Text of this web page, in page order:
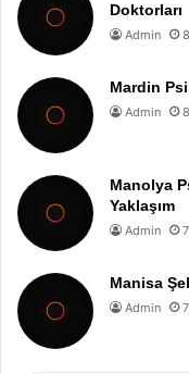
Doktorları
Admin
Mardin
Admin
Manolya
Yaklaşım
Admin
Manisa
Admin